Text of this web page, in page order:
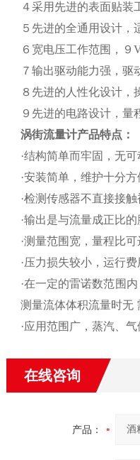
４采用先进的表面贴装
５先进的全通用设计，
６宽电压工作范围，９
７输出驱动能力强，驱
８先进的人性化设计，
９先进的电路设计，量
涡街流量计产品特点：
·结构简单而牢固，无
·安装简单，维护十分方
·检测传感器不直接接
·输出是与流量成正比
·测量范围宽，量程比可
·压力损失较小，运行
·在一定的雷诺数范围
测量流体体积流量时无
·应用范围广，蒸汽、
在线咨询
产品：